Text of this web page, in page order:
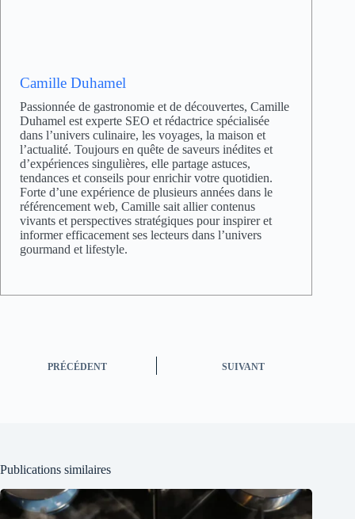
Camille Duhamel
Passionnée de gastronomie et de découvertes, Camille
Duhamel est experte SEO et rédactrice spécialisée
dans l’univers culinaire, les voyages, la maison et
l’actualité. Toujours en quête de saveurs inédites et
d’expériences singulières, elle partage astuces,
tendances et conseils pour enrichir votre quotidien.
Forte d’une expérience de plusieurs années dans le
référencement web, Camille sait allier contenus
vivants et perspectives stratégiques pour inspirer et
informer efficacement ses lecteurs dans l’univers
gourmand et lifestyle.
PRÉCÉDENT SUIVANT
Publications similaires